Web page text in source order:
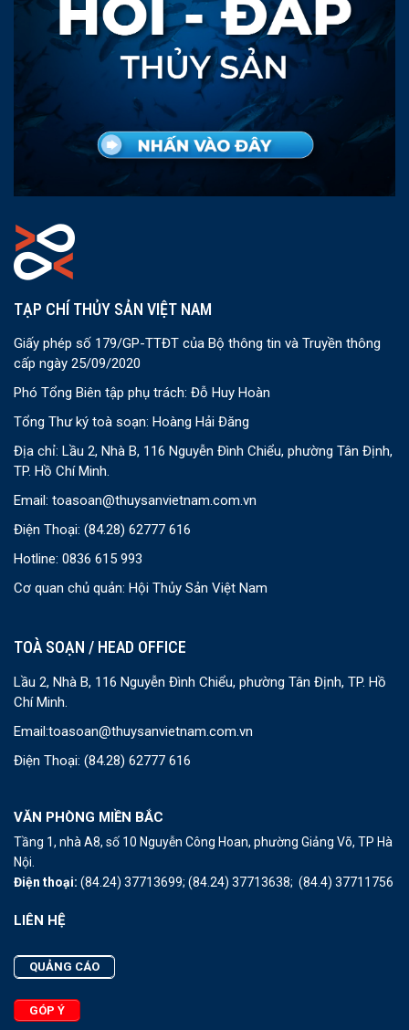
TẠP CHÍ THỦY SẢN VIỆT NAM
Giấy phép số 179/GP-TTĐT của Bộ thông tin và Truyền thông
cấp ngày 25/09/2020
Phó Tổng Biên tập phụ trách: Đỗ Huy Hoàn
Tổng Thư ký toà soạn: Hoàng Hải Đăng
Địa chỉ: Lầu 2, Nhà B, 116 Nguyễn Đình Chiểu, phường Tân Định,
TP. Hồ Chí Minh.
Email: toasoan@thuysanvietnam.com.vn
Điện Thoại: (84.28) 62777 616
Hotline: 0836 615 993
Cơ quan chủ quản: Hội Thủy Sản Việt Nam
TOÀ SOẠN / HEAD OFFICE
Lầu 2, Nhà B, 116 Nguyễn Đình Chiểu, phường Tân Định, TP. Hồ
Chí Minh.
Email:toasoan@thuysanvietnam.com.vn
Điện Thoại: (84.28) 62777 616
VĂN PHÒNG MIỀN BẮC
Tầng 1, nhà A8, số 10 Nguyễn Công Hoan, phường Giảng Võ, TP Hà
Nội.
Điện thoại: (84.24) 37713699; (84.24) 37713638; (84.4) 37711756
LIÊN HỆ
QUẢNG CÁO
GÓP Ý